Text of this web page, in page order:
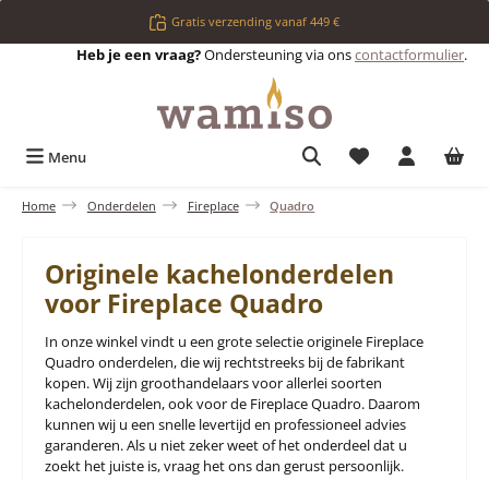
Ga naar de hoofdinhoudGratis verzending vanaf 449 €
Heb je een vraag?Ondersteuning via onscontactformulier.
Menu Je hebt 0 items
Home Onderdelen Fireplace Quadro
Originele kachelonderdelen
voor Fireplace Quadro
In onze winkel vindt u een grote selectie originele Fireplace
Quadro onderdelen, die wij rechtstreeks bij de fabrikant
kopen. Wij zijn groothandelaars voor allerlei soorten
kachelonderdelen, ook voor de Fireplace Quadro. Daarom
kunnen wij u een snelle levertijd en professioneel advies
garanderen. Als u niet zeker weet of het onderdeel dat u
zoekt het juiste is, vraag het ons dan gerust persoonlijk.